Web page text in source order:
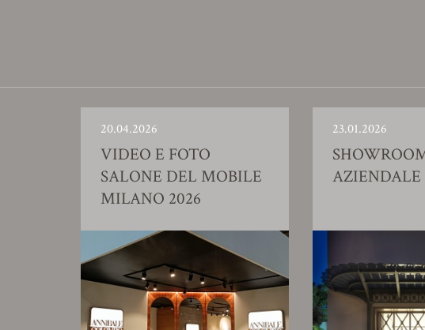
20.04.2026
VIDEO E FOTO
SALONE DEL MOBILE
MILANO 2026
23.01.2026
AZIENDALE